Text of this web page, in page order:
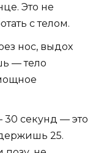
Это не
с телом.
нос, выдох
— тело
30 секунд — это
25.